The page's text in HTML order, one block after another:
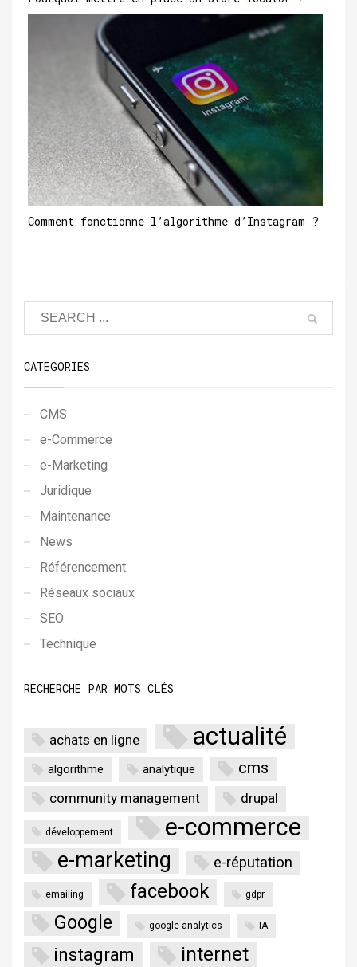
Comment fonctionne l’algorithme d’Instagram ?
CATEGORIES
CMS
e-Commerce
e-Marketing
Juridique
Maintenance
News
Référencement
Réseaux sociaux
SEO
Technique
RECHERCHE PAR MOTS CLÉS
achats en ligne actualité
algorithme analytique cms
community management drupal
développement e-commerce
e-marketing e-réputation
emailing facebook gdpr
Google google analytics IA
instagram internet